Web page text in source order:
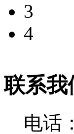
3
4
联系我
电话